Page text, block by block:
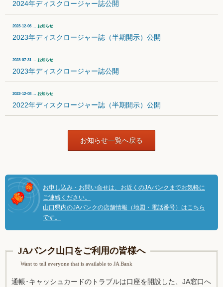
2024年ディスクロージャー誌公開
2023-12-06 … お知らせ
2023年ディスクロージャー誌（半期開示）公開
2023-07-31 … お知らせ
2023年ディスクロージャー誌公開
2022-12-08 … お知らせ
2022年ディスクロージャー誌（半期開示）公開
お知らせ一覧へ戻る
お申し込み・お問い合せは、お近くのJAバンクまでお気軽に
ご連絡ください。
山口県内のJAバンクの店舗情報（地図・電話番号）はこちら
です。
JAバンク山口をご利用の皆様へ
Want to tell everyone that is available to JA Bank
通帳･キャッシュカードのトラブルは口座を開設した、JA窓口へ